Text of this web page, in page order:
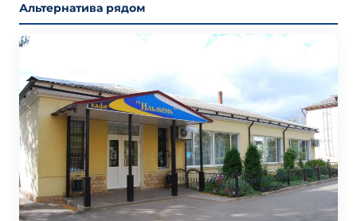
Альтернатива рядом